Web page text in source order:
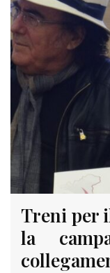
Treni per
la